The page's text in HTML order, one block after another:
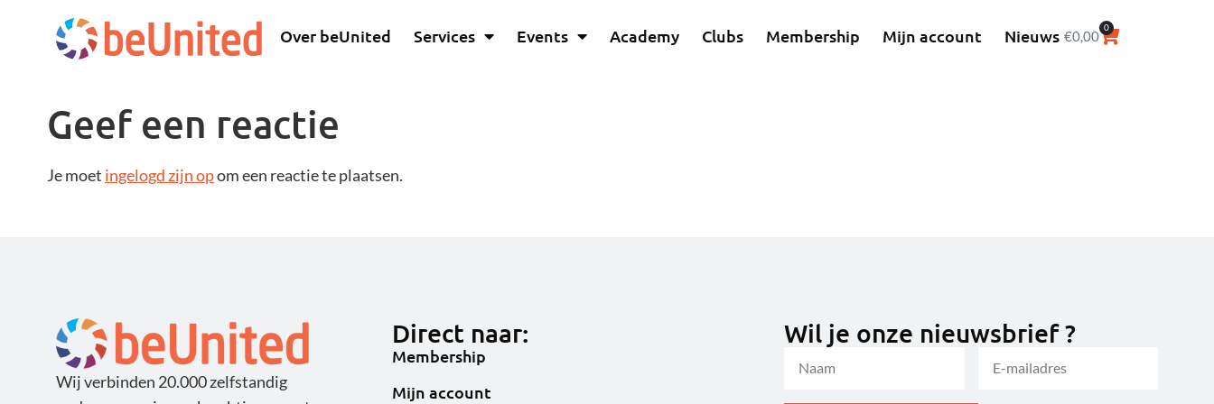
Over beUnited Services Events Academy Clubs Membership Mijn account Nieuws €0,00
0
Geef een reactie
Je moet ingelogd zijn opom een reactie te plaatsen.
Wij verbinden 20.000 zelfstandig
Direct naar:
Membership
Mijn account
Wil je onze nieuwsbrief ?